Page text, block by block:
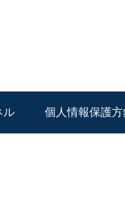
ル 個人情報保護方